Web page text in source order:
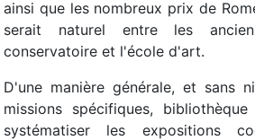
ainsi que les nombreux prix de
serait naturel entre les
conservatoire et l'école d'art.
D'une manière générale, et sans
missions spécifiques,
systématiser les expositions